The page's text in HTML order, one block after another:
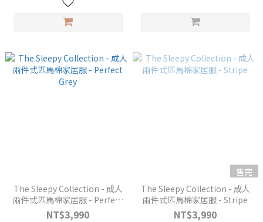
The Sleepy Collection - 成人
兩件式匹馬棉家居服 - Perfect
Grey
NT$3,990
售完
The Sleepy Collection - 成人
兩件式匹馬棉家居服 - Stripe
NT$3,990